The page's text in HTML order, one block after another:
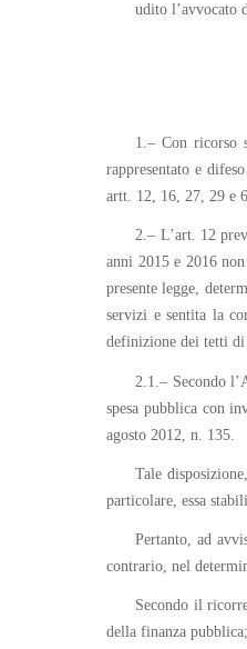
udito l’avvocato
1.– Con ricorso
rappresentato e
artt. 12, 16, 27, 29 e
2.– L’art. 12
anni 2015 e 2016
presente legge,
servizi e sentita la
definizione dei tetti di
2.1.– Secondo
spesa pubblica con
agosto 2012, n. 135.
Tale
particolare, essa
Pertanto, ad
contrario, nel
Secondo il
della finanza